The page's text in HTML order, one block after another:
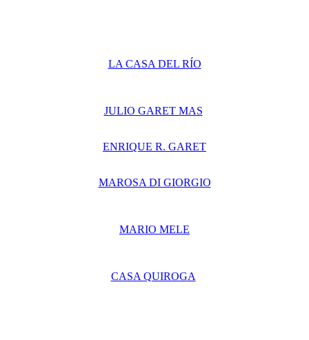
LA CASA DEL RÍO
JULIO GARET MAS
ENRIQUE R. GARET
MAROSA DI GIORGIO
MARIO MELE
CASA QUIROGA